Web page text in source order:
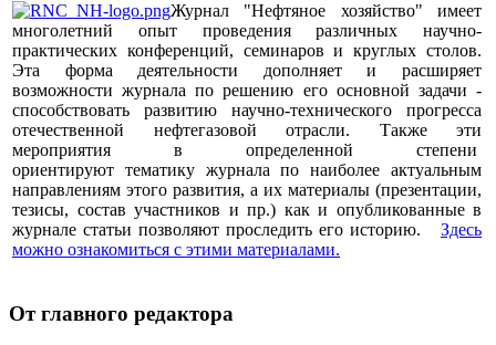
Журнал "Нефтяное хозяйство" имеет
многолетний опыт проведения различных научно-
практических конференций, семинаров и круглых столов.
Эта форма деятельности дополняет и расширяет
возможности журнала по решению его основной задачи -
способствовать развитию научно-технического прогресса
отечественной нефтегазовой отрасли. Также эти
мероприятия в определенной степени
ориентируют тематику журнала по наиболее актуальным
направлениям этого развития, а их материалы (презентации,
тезисы, состав участников и пр.) как и опубликованные в
журнале статьи позволяют проследить его историю. Здесь
можно ознакомиться с этими материалами.
От главного редактора